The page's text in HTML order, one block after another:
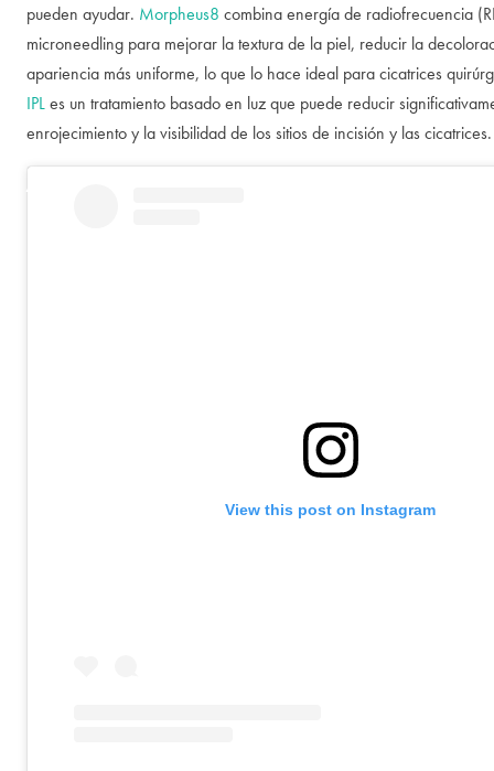
pueden ayudar. Morpheus8 combina energía de radiofrecuencia
microneedling para mejorar la textura de la piel, reducir la
apariencia más uniforme, lo que lo hace ideal para cicatrices
IPLes un tratamiento basado en luz que puede reducir
enrojecimiento y la visibilidad de los sitios de incisión y las cicatrices.
View this post on Instagram